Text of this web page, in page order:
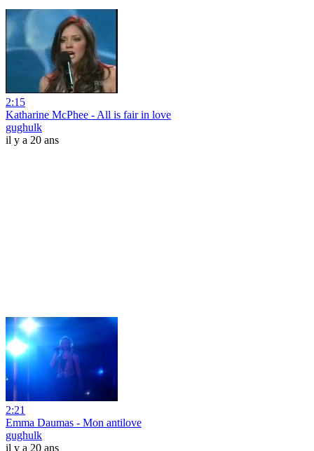
2:15
Katharine McPhee - All is fair in love
gughulk
il y a 20 ans
2:21
Emma Daumas - Mon antilove
gughulk
il y a 20 ans